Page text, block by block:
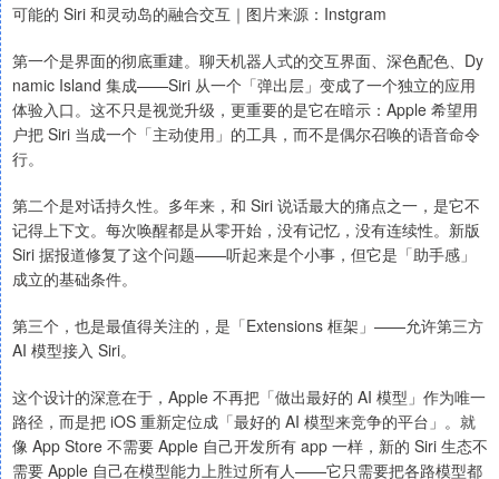
可能的 Siri 和灵动岛的融合交互｜图片来源：Instgram
第一个是界面的彻底重建。聊天机器人式的交互界面、深色配色、Dy
namic Island 集成——Siri 从一个「弹出层」变成了一个独立的应用
体验入口。这不只是视觉升级，更重要的是它在暗示：Apple 希望用
户把 Siri 当成一个「主动使用」的工具，而不是偶尔召唤的语音命令
行。
第二个是对话持久性。多年来，和 Siri 说话最大的痛点之一，是它不
记得上下文。每次唤醒都是从零开始，没有记忆，没有连续性。新版
Siri 据报道修复了这个问题——听起来是个小事，但它是「助手感」
成立的基础条件。
第三个，也是最值得关注的，是「Extensions 框架」——允许第三方
AI 模型接入 Siri。
这个设计的深意在于，Apple 不再把「做出最好的 AI 模型」作为唯一
路径，而是把 iOS 重新定位成「最好的 AI 模型来竞争的平台」。就
像 App Store 不需要 Apple 自己开发所有 app 一样，新的 Siri 生态不
需要 Apple 自己在模型能力上胜过所有人——它只需要把各路模型都